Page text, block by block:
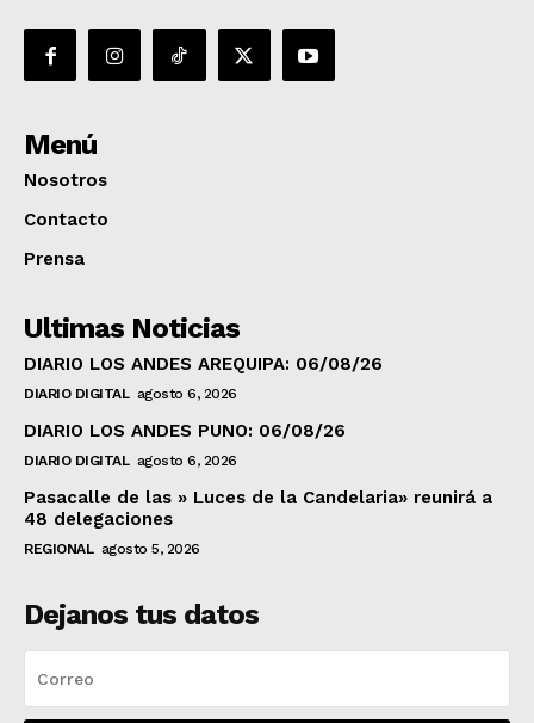
Menú
Nosotros
Contacto
Prensa
Ultimas Noticias
DIARIO LOS ANDES AREQUIPA: 06/08/26
DIARIO DIGITAL agosto 6, 2026
DIARIO LOS ANDES PUNO: 06/08/26
DIARIO DIGITAL agosto 6, 2026
Pasacalle de las » Luces de la Candelaria» reunirá a
48 delegaciones
REGIONAL agosto 5, 2026
Dejanos tus datos